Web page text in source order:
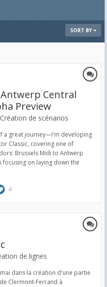
SORT BY
Central
Preview
Création de scénarios
a great journey—I'm developing
Classic, covering one of
Brussels Midi to Antwerp
focusing on laying down the
4
de lignes
dans la création d'une partie
Clermont-Ferrand à